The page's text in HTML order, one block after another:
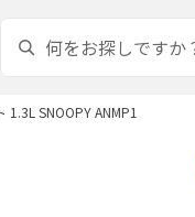
1.3L SNOOPY ANMP1